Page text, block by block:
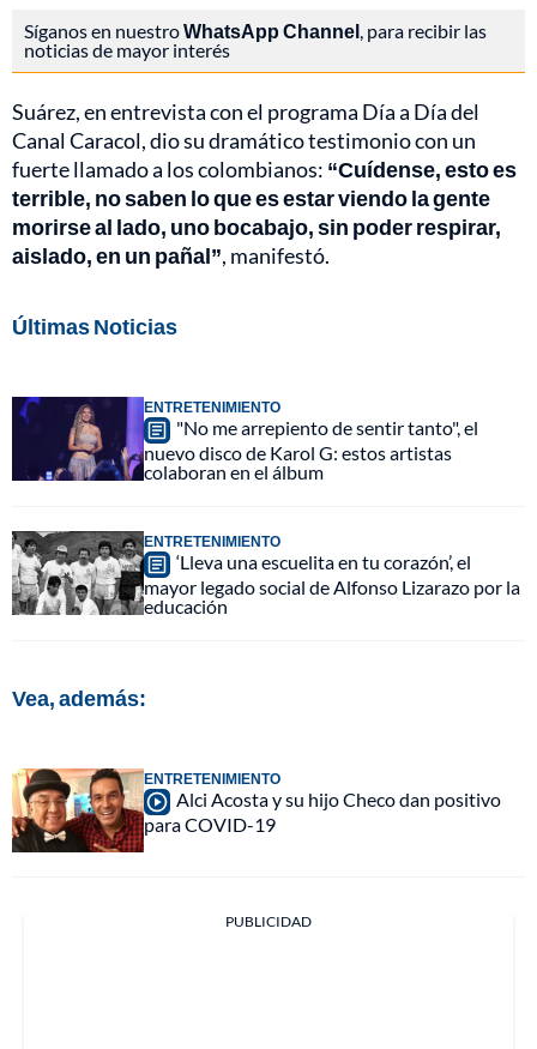
Síganos en nuestroWhatsApp Channel, para recibir las
noticias de mayor interés
Suárez, en entrevista con el programa Día a Día del
Canal Caracol, dio su dramático testimonio con un
fuerte llamado a los colombianos: “Cuídense, esto es
terrible, no saben lo que es estar viendo la gente
morirse al lado, uno bocabajo, sin poder respirar,
aislado, en un pañal”, manifestó.
Últimas Noticias
ENTRETENIMIENTO
"No me arrepiento de sentir tanto", el
nuevo disco de Karol G: estos artistas
colaboran en el álbum
ENTRETENIMIENTO
‘Lleva una escuelita en tu corazón’, el
mayor legado social de Alfonso Lizarazo por la
educación
Vea, además:
ENTRETENIMIENTO
Alci Acosta y su hijo Checo dan positivo
para COVID-19
PUBLICIDAD